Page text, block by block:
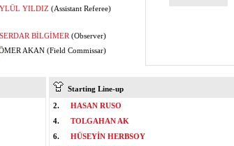
YILDIZ (Assistant Referee)
SERDAR BİLGİMER (Observer)
AKAN (Field Commissar)
Starting Line-up
2.
HASAN RUSO
4.
TOLGAHAN AK
6.
HÜSEYİN HERBSOY